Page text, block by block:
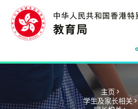
主页 >
学生及家长相关 >